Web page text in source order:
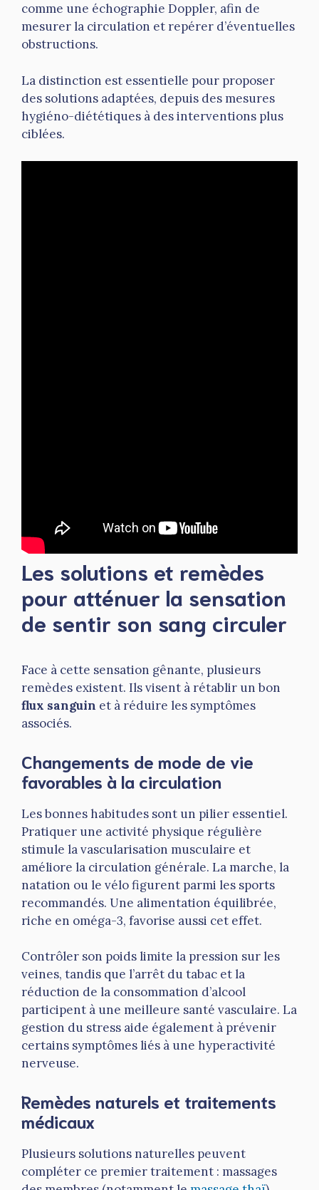
comme une échographie Doppler, afin de
mesurer la circulation et repérer d’éventuelles
obstructions.
La distinction est essentielle pour proposer
des solutions adaptées, depuis des mesures
hygiéno-diététiques à des interventions plus
ciblées.
Les solutions et remèdes
pour atténuer la sensation
de sentir son sang circuler
Face à cette sensation gênante, plusieurs
remèdes existent. Ils visent à rétablir un bon
flux sanguin et à réduire les symptômes
associés.
Changements de mode de vie
favorables à la circulation
Les bonnes habitudes sont un pilier essentiel.
Pratiquer une activité physique régulière
stimule la vascularisation musculaire et
améliore la circulation générale. La marche, la
natation ou le vélo figurent parmi les sports
recommandés. Une alimentation équilibrée,
riche en oméga-3, favorise aussi cet effet.
Contrôler son poids limite la pression sur les
veines, tandis que l’arrêt du tabac et la
réduction de la consommation d’alcool
participent à une meilleure santé vasculaire. La
gestion du stress aide également à prévenir
certains symptômes liés à une hyperactivité
nerveuse.
Remèdes naturels et traitements
médicaux
Plusieurs solutions naturelles peuvent
compléter ce premier traitement : massages